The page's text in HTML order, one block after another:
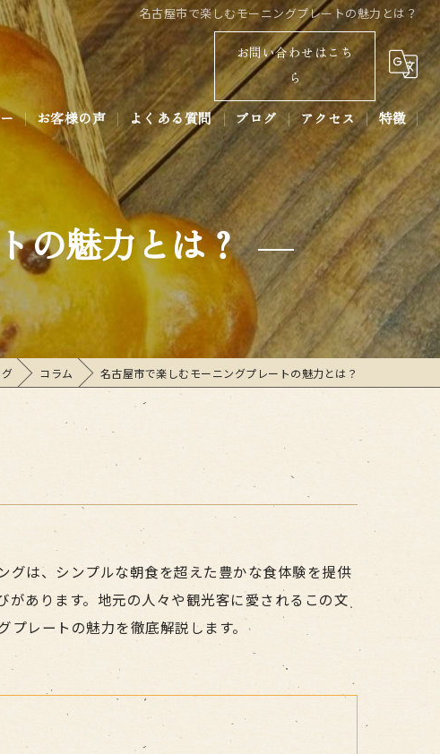
名古屋市で楽しむモーニングプレートの魅力とは？
お問い合わせはこち
ら
お客様の声 よくある質問 ブログ
コラム
アクセス 特徴
パン
コーヒー
ラテアート
あんバター
ベーカリー
の魅力とは？
コラム 名古屋市で楽しむモーニングプレートの魅力とは？
グは、シンプルな朝食を超えた豊かな食体験を提供
あります。地元の人々や観光客に愛されるこの文
レートの魅力を徹底解説します。